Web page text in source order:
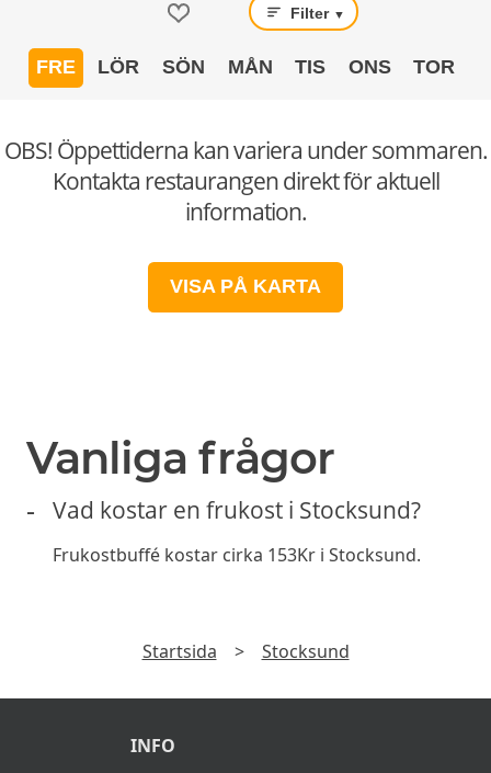
Filter ▼
FRE LÖR SÖN MÅN TIS ONS TOR
OBS! Öppettiderna kan variera under sommaren.
Kontakta restaurangen direkt för aktuell
information.
VISA PÅ KARTA
Vanliga frågor
Vad kostar en frukost i Stocksund?
Frukostbuffé kostar cirka 153Kr i Stocksund.
Startsida > Stocksund
INFO